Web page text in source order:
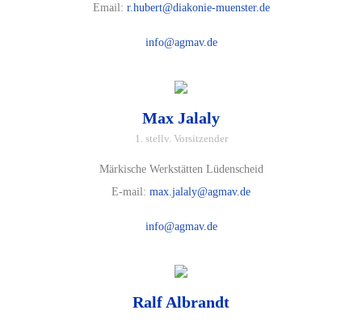
Email: r.hubert@diakonie-muenster.de
info@agmav.de
Max Jalaly
1. stellv. Vorsitzender
Märkische Werkstätten Lüdenscheid
E-mail: max.jalaly@agmav.de
info@agmav.de
Ralf Albrandt